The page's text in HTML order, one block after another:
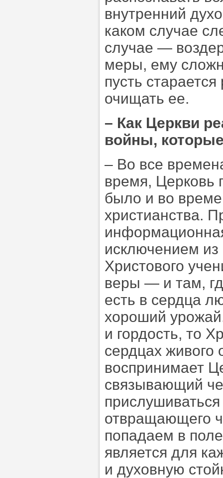
внутренний
каком случае
случае —
меры, ему
пусть
очищать ее.
– Как Церкви
войны,
– Во все
время, Церковь
было и во
христианства.
исключением из
Христового
веры — и там,
есть в сердца
хороший
и гордость, то
сердцах живого
воспринимает
связывающий
отвращающего
попадаем в
является для
и духовную